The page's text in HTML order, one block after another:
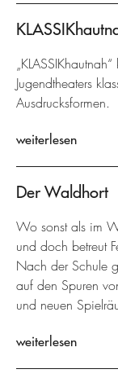
Jugendtheaters
Ausdrucksformen.
weiterlesen
Der Waldhort
Wo sonst als im
und doch betreut
Nach der Schule
auf den Spuren
und neuen
weiterlesen